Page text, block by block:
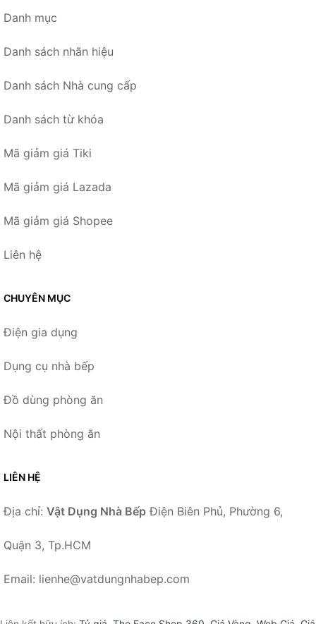
Danh mục
Danh sách nhãn hiệu
Danh sách Nhà cung cấp
Danh sách từ khóa
Mã giảm giá Tiki
Mã giảm giá Lazada
Mã giảm giá Shopee
Liên hệ
CHUYÊN MỤC
Điện gia dụng
Dụng cụ nhà bếp
Đồ dùng phòng ăn
Nội thất phòng ăn
LIÊN HỆ
Địa chỉ: Vật Dụng Nhà Bếp Điện Biên Phủ, Phường 6,
Quận 3, Tp.HCM
Email: lienhe@vatdungnhabep.com